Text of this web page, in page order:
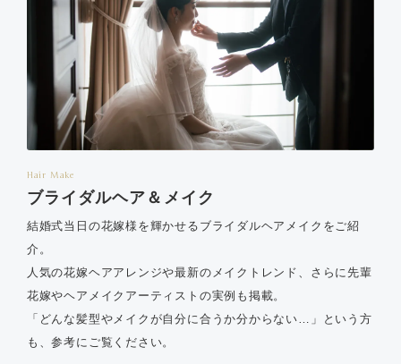
Hair Make
ブライダルヘア＆メイク
結婚式当日の花嫁様を輝かせるブライダルヘアメイクをご紹
介。
人気の花嫁ヘアアレンジや最新のメイクトレンド、さらに先輩
花嫁やヘアメイクアーティストの実例も掲載。
「どんな髪型やメイクが自分に合うか分からない…」という方
も、参考にご覧ください。